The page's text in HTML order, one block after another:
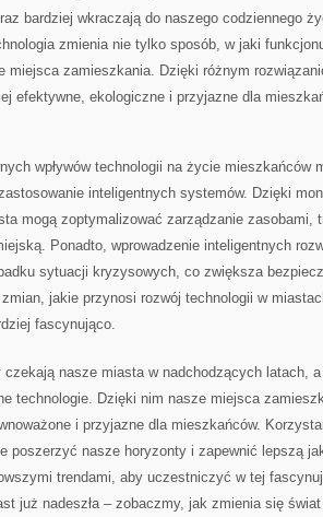
bardziej wkraczają do ‌naszego‍ codziennego
zmienia nie tylko sposób, w ‍jaki
miejsca zamieszkania. Dzięki ⁤różnym
efektywne, ekologiczne i ⁢przyjazne dla
wpływów technologii⁢ na⁣ życie mieszkańców
inteligentnych systemów. Dzięki
mogą zoptymalizować zarządzanie zasobami,
Ponadto, wprowadzenie inteligentnych
sytuacji kryzysowych, ‌co⁤ zwiększa
⁤jakie⁢ przynosi rozwój technologii w
‌fascynująco.
‍czekają nasze miasta⁣ w nadchodzących latach,
technologie. Dzięki nim nasze miejsca
i przyjazne dla mieszkańców.
poszerzyć nasze ‍horyzonty i zapewnić lepszą
trendami, aby uczestniczyć w tej
już⁤ nadeszła – zobaczmy,⁤ jak⁤ zmienia się